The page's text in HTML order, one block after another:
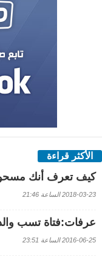
الأكثر قراءة
كيف تعرف أنك
2018-03-23 الساعة 21:46
عرفات:فتاة تسب
2016-06-25 الساعة 23:51